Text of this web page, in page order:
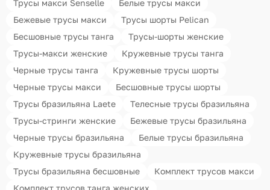
Трусы макси Senselle
Белые трусы макси
Бежевые трусы макси
Трусы шорты Pelican
Бесшовные трусы танга
Трусы-шорты женские
Трусы-макси женские
Кружевные трусы танга
Черные трусы танга
Кружевные трусы шорты
Черные трусы макси
Бесшовные трусы шорты
Трусы бразильяна Laete
Телесные трусы бразильяна
Трусы-стринги женские
Бежевые трусы бразильяна
Черные трусы бразильяна
Белые трусы бразильяна
Кружевные трусы бразильяна
Трусы бразильяна бесшовные
Комплект трусов макси
Комплект трусов танга женских